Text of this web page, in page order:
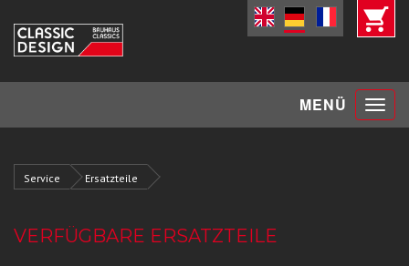
MENÜ Toggle
Service Ersatzteile
VERFÜGBARE ERSATZTEILE